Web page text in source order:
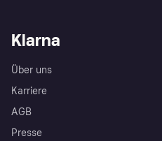
Klarna
Über uns
Karriere
AGB
Presse